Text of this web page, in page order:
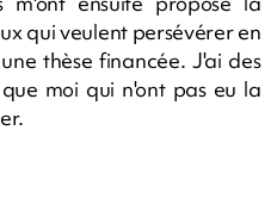
qui veulent persévérer en
thèse financée. J'ai des
moi qui n'ont pas eu la